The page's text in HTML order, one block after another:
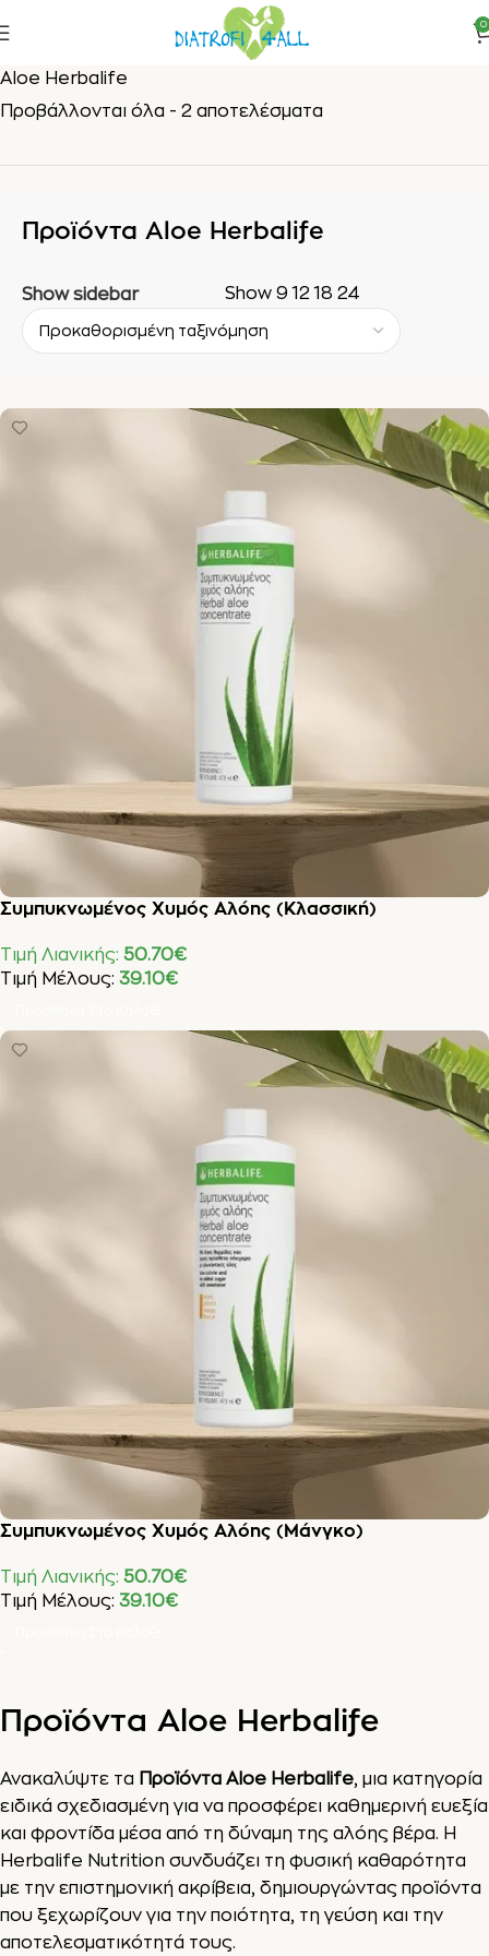
0
Έλεγχος Βάρους Herbalife
Aloe Herbalife
Προβάλλονται όλα - 2 αποτελέσματα
Προϊόντα Aloe Herbalife
Show sidebar Show 91218 24
Συμπυκνωμένος Χυμός Αλόης (Κλασσική)
Τιμή Λιανικής: 50.70€
Τιμή Μέλους: 39.10€
Συμπυκνωμένος Χυμός Αλόης (Μάνγκο)
Τιμή Λιανικής: 50.70€
Τιμή Μέλους: 39.10€
Προϊόντα Aloe Herbalife
Ανακαλύψτε τα Προϊόντα Aloe Herbalife, μια κατηγορία
ειδικά σχεδιασμένη για να προσφέρει καθημερινή ευεξία
και φροντίδα μέσα από τη δύναμη της αλόης βέρα. Η
Herbalife Nutrition συνδυάζει τη φυσική καθαρότητα
με την επιστημονική ακρίβεια, δημιουργώντας προϊόντα
που ξεχωρίζουν για την ποιότητα, τη γεύση και την
αποτελεσματικότητά τους.